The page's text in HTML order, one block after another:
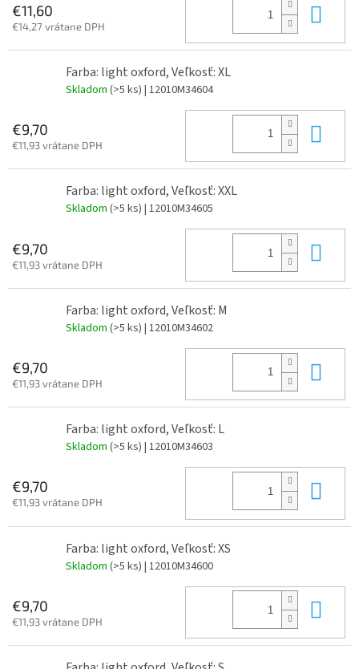
€11,60
€14,27 vrátane DPH
Farba: light oxford, Veľkosť: XL
Skladom (>5 ks) | 12010M34604
€9,70
€11,93 vrátane DPH
Farba: light oxford, Veľkosť: XXL
Skladom (>5 ks) | 12010M34605
€9,70
€11,93 vrátane DPH
Farba: light oxford, Veľkosť: M
Skladom (>5 ks) | 12010M34602
€9,70
€11,93 vrátane DPH
Farba: light oxford, Veľkosť: L
Skladom (>5 ks) | 12010M34603
€9,70
€11,93 vrátane DPH
Farba: light oxford, Veľkosť: XS
Skladom (>5 ks) | 12010M34600
€9,70
€11,93 vrátane DPH